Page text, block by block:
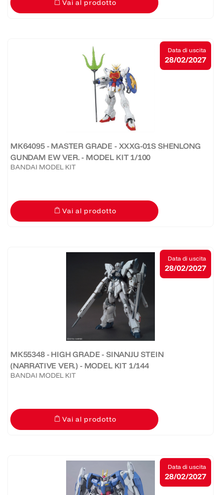
Vai al prodotto
MK64095 - MASTER GRADE - XXXG-01S SHENLONG
GUNDAM EW VER. - MODEL KIT 1/100
BANDAI MODEL KIT
Vai al prodotto
Data di uscita
28/02/2027
MK55348 - HIGH GRADE - SINANJU STEIN
(NARRATIVE VER.) - MODEL KIT 1/144
BANDAI MODEL KIT
Vai al prodotto
Data di uscita
28/02/2027
Data di uscita
28/02/2027